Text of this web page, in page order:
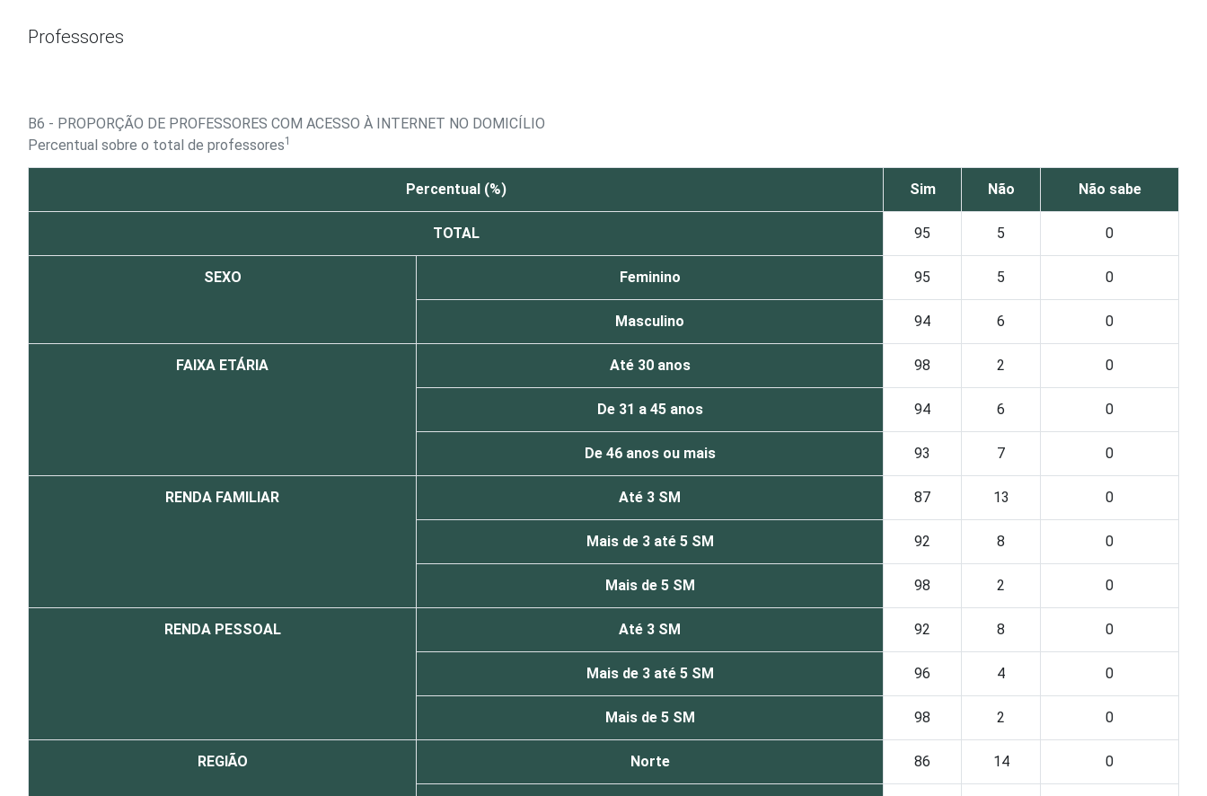
Professores
B6 - PROPORÇÃO DE PROFESSORES COM ACESSO À INTERNET NO DOMICÍLIO
Percentual sobre o total de professores1
Percentual (%) Sim Não Não sabe
TOTAL 95 5 0
SEXO Feminino 95 5 0
Masculino 94 6 0
FAIXA ETÁRIA Até 30 anos 98 2 0
De 31 a 45 anos 94 6 0
De 46 anos ou mais 93 7 0
RENDA FAMILIAR Até 3 SM 87 13 0
Mais de 3 até 5 SM 92 8 0
Mais de 5 SM 98 2 0
RENDA PESSOAL Até 3 SM 92 8 0
Mais de 3 até 5 SM 96 4 0
Mais de 5 SM 98 2 0
REGIÃO Norte 86 14 0